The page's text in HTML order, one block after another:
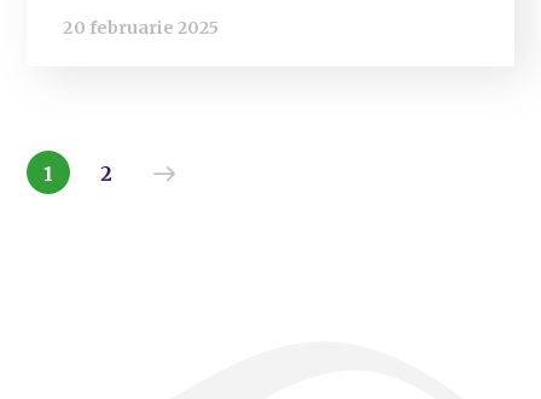
20 februarie 2025
1 2